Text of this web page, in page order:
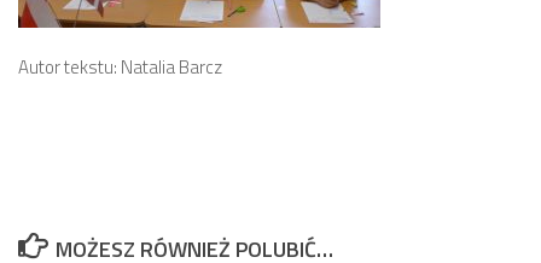
Autor tekstu: Natalia Barcz
MOŻESZ RÓWNIEŻ POLUBIĆ…